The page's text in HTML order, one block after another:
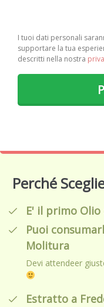
I tuoi dati personali
supportare la tua
descritti nella nostra
Perché
E' il primo
Puoi
Molitura
Devi attendeer
Estratto a